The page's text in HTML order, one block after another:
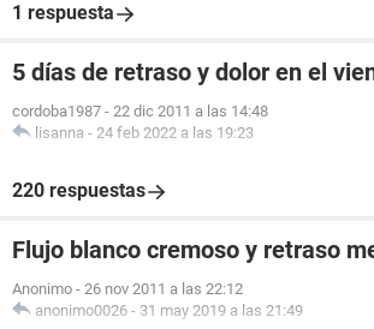
1 respuesta
5 días de retraso y dolor en el
cordoba1987 - 22 dic 2011 a las 14:48
lisanna - 24 feb 2022 a las 19:23
220 respuestas
Flujo blanco cremoso y retraso
Anonimo - 26 nov 2011 a las 22:12
anonimo0026 - 31 may 2019 a las 21:49